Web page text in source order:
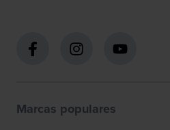
Marcas populares